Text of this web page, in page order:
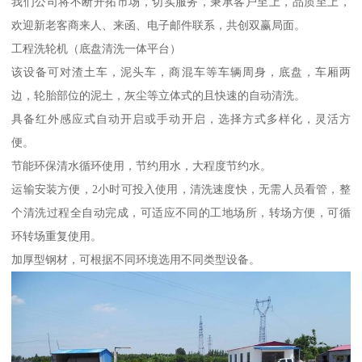
欢迎新老客商来人、来函、电子邮件联系，共创双赢局面。
工程洗轮机（底盘清洗一体平台）
该设备可对渣土车，泥头车，商混车等车辆周身，底盘，车厢两
边，轮胎部位的泥土，灰尘等立体式的且快速的自动清洗。
具备红外感应式自动开启或手动开启，选择方式多样化，灵活方
便。
节能环保清水循环使用，节约用水，大程度节约水。
运输安装方便，2小时可投入使用，清洗速度快，无需人员看管，整
个清洗过程全自动完成，可适应不同的工地场所，转场方便，可循
环转场重复使用。
加厚型钢材，可根据不同环境选用不同类型设备。